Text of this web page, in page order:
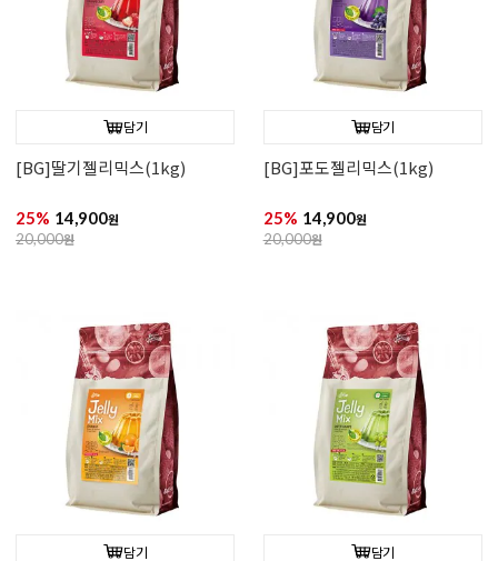
담기
[BG]딸기젤리믹스(1kg)
25% 14,900원
20,000원
담기
[BG]포도젤리믹스(1kg)
25% 14,900원
20,000원
담기 담기